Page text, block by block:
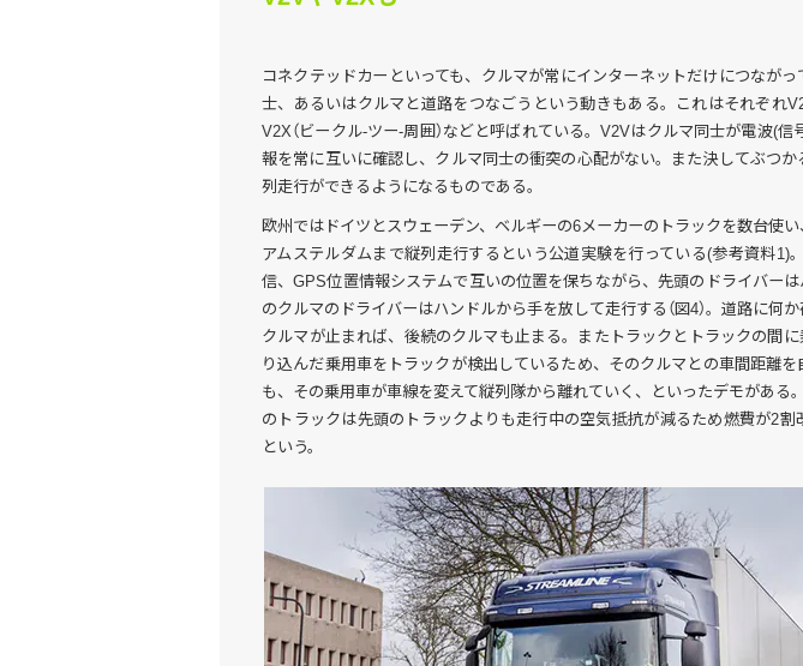
コネクテッドカーといっても、クルマが常にインターネットだけにつなが
士、あるいはクルマと道路をつなごうという動きもある。これはそれぞれ
V2X（ビークル-ツー-周囲）などと呼ばれている。V2Vはクルマ同士が電波(
報を常に互いに確認し、クルマ同士の衝突の心配がない。また決してぶつ
列走行ができるようになるものである。
欧州ではドイツとスウェーデン、ベルギーの6メーカーのトラックを数台使
アムステルダムまで縦列走行するという公道実験を行っている(参考資料1)
信、GPS位置情報システムで互いの位置を保ちながら、先頭のドライバー
のクルマのドライバーはハンドルから手を放して走行する（図4）。道路に何
クルマが止まれば、後続のクルマも止まる。またトラックとトラックの間に
り込んだ乗用車をトラックが検出しているため、そのクルマとの車間距離
も、その乗用車が車線を変えて縦列隊から離れていく、といったデモがある
のトラックは先頭のトラックよりも走行中の空気抵抗が減るため燃費が2割
という。